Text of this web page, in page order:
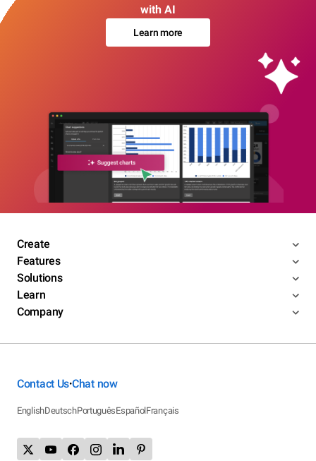
with AI
Learn more
Create
Features
Solutions
Learn
Company
Contact Us•Chat now
EnglishDeutschPortuguêsEspañolFrançais